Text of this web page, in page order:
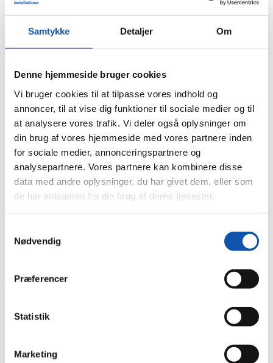
Samtykke Detaljer Om
Denne hjemmeside bruger cookies
Vi bruger cookies til at tilpasse vores indhold og
annoncer, til at vise dig funktioner til sociale medier og til
at analysere vores trafik. Vi deler også oplysninger om
din brug af vores hjemmeside med vores partnere inden
for sociale medier, annonceringspartnere og
analysepartnere. Vores partnere kan kombinere disse
data med andre oplysninger, du har givet dem, eller som
de har indsamlet fra din brug af deres tjenester.
Nødvendig
Præferencer
Statistik
Marketing
Tekniker
Eftersyn
Produkt
Forside
Nyheder
Tidligere indehaver af Overlund VVS, Pauli
montør hos os.
vores mange elektrikere, og vi håber, at det med tiden kan blive til
endnu flere.